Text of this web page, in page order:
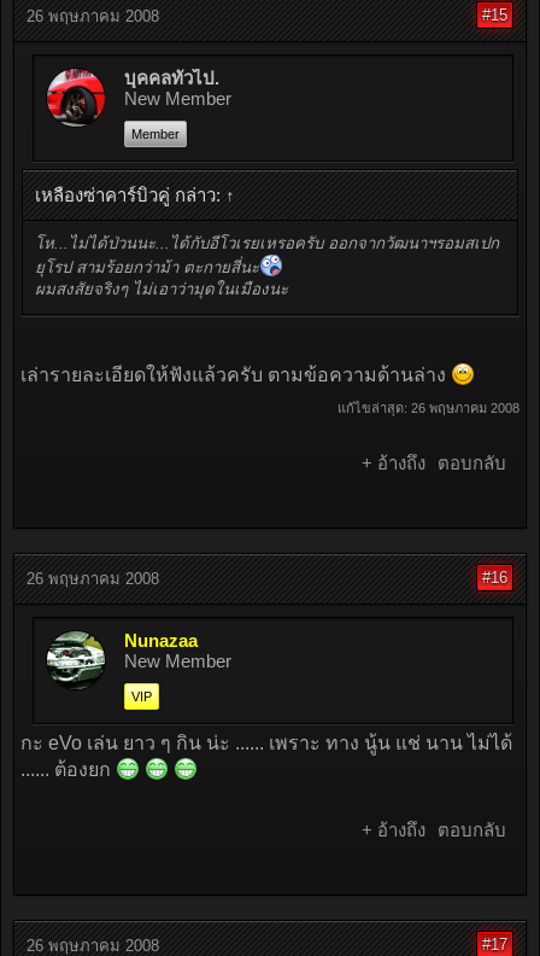
26 พฤษภาคม 2008 #15
บุคคลทั่วไป.
New Member
Member
เหลืองซ่าคาร์บิวคู่ กล่าว: ↑
โห...ไม่ได้ป่วนนะ...ได้กับอีโวเรยเหรอครับ ออกจากวัฒนาฯรอมสเปก
ยุโรป สามร้อยกว่าม้า ตะกายสี่นะ
ผมสงสัยจริงๆ ไม่เอาว่ามุดในเมืองนะ
เล่ารายละเอียดให้ฟังแล้วครับ ตามข้อความด้านล่าง
แก้ไขล่าสุด: 26 พฤษภาคม 2008
+ อ้างถึง ตอบกลับ
26 พฤษภาคม 2008 #16
Nunazaa
New Member
VIP
กะ eVo เล่น ยาว ๆ กิน น่ะ ...... เพราะ ทาง นู้น แช่ นาน ไม่ได้
...... ต้องยก
+ อ้างถึง ตอบกลับ
26 พฤษภาคม 2008 #17